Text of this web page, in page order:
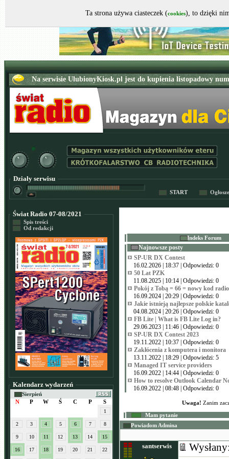
Działy serwisu
START
Świat Radio 07-08/2021
Spis treści
Od redakcji
Kalendarz wydarzeń
Sierpień
N
P W Ś C P S
1
2 3 4 5 6 7 8
9 10 11 12 13 14 15
16 17 18 19 20 21 22
Indeks Forum
Najnowsze posty
SP-UR DX Contest
16.02.2026 | 18:37 | Odpowiedzi: 0
50 Lat PZK
11.08.2025 | 10:14 | Odpowiedzi: 0
Pokój z Tobą = 66 = nowy kod
16.09.2024 | 20:29 | Odpowiedzi: 0
Jakie istnieją najlepsze polskie
04.08.2024 | 20:26 | Odpowiedzi: 0
FB Lite | What is FB Lite Log in?
29.06.2023 | 11:46 | Odpowiedzi: 0
SP-UR DX Contest 2023
19.11.2022 | 10:37 | Odpowiedzi: 0
Zakłócenia z komputera i monitora
13.11.2022 | 18:29 | Odpowiedzi: 5
Managed IT service providers
16.09.2022 | 14:44 | Odpowiedzi: 0
How to resolve Outlook Calendar
16.09.2022 | 08:48 | Odpowiedzi: 0
Uwaga! Zanim
Mam pytanie
Powiadom Admina
santserwis
Ta strona używa ciasteczek (cookies), to dzięki